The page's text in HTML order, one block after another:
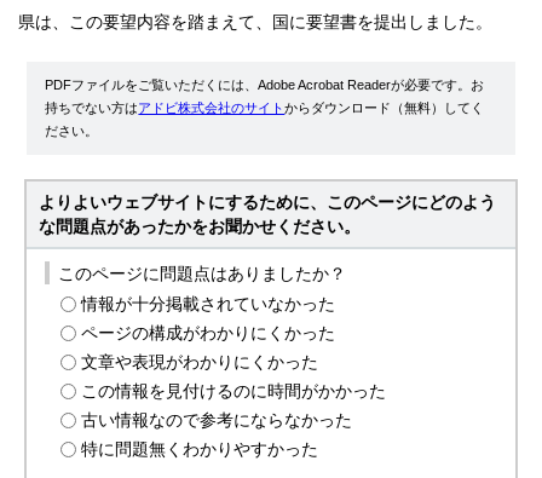
県は、この要望内容を踏まえて、国に要望書を提出しました。
PDFファイルをご覧いただくには、Adobe Acrobat Readerが必要です。お
持ちでない方はアドビ株式会社のサイトからダウンロード（無料）してく
ださい。
よりよいウェブサイトにするために、このページにどのよう
な問題点があったかをお聞かせください。
このページに問題点はありましたか？
情報が十分掲載されていなかった
ページの構成がわかりにくかった
文章や表現がわかりにくかった
この情報を見付けるのに時間がかかった
古い情報なので参考にならなかった
特に問題無くわかりやすかった